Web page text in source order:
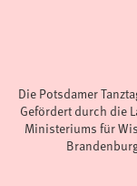
Die Potsdamer
Gefördert durch die
Ministeriums für